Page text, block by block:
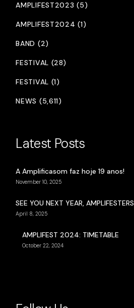
AMPLIFEST2023 (5)
AMPLIFEST2024 (1)
BAND (2)
FESTIVAL (28)
FESTIVAL (1)
NEWS (5,611)
Latest Posts
A Amplificasom faz hoje 19 anos!
November 10, 2025
SEE YOU NEXT YEAR, AMPLIFESTERS
April 8, 2025
AMPLIFEST 2024: TIMETABLE
October 22, 2024